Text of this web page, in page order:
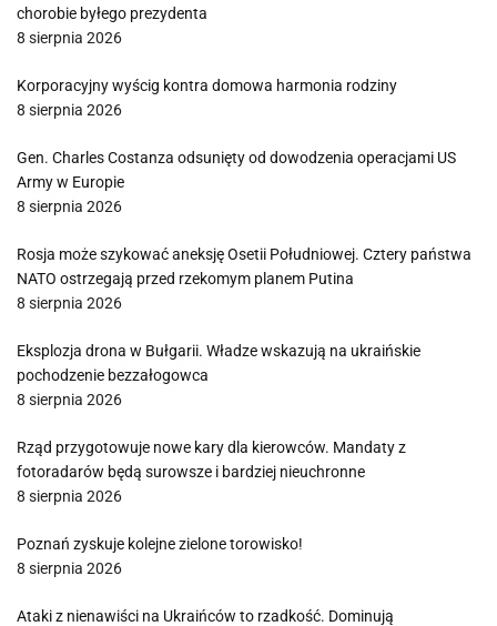
chorobie byłego prezydenta
8 sierpnia 2026
Korporacyjny wyścig kontra domowa harmonia rodziny
8 sierpnia 2026
Gen. Charles Costanza odsunięty od dowodzenia operacjami US
Army w Europie
8 sierpnia 2026
Rosja może szykować aneksję Osetii Południowej. Cztery państwa
NATO ostrzegają przed rzekomym planem Putina
8 sierpnia 2026
Eksplozja drona w Bułgarii. Władze wskazują na ukraińskie
pochodzenie bezzałogowca
8 sierpnia 2026
Rząd przygotowuje nowe kary dla kierowców. Mandaty z
fotoradarów będą surowsze i bardziej nieuchronne
8 sierpnia 2026
Poznań zyskuje kolejne zielone torowisko!
8 sierpnia 2026
Ataki z nienawiści na Ukraińców to rzadkość. Dominują